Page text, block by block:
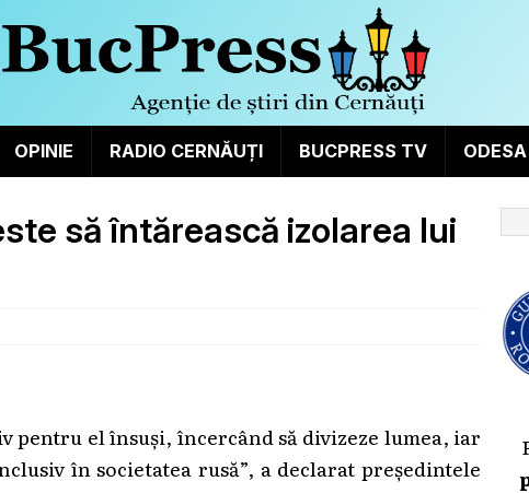
OPINIE RADIO CERNĂUȚI BUCPRESS TV ODESA
să întărească izolarea lui
pentru el însuși, încercând să divizeze lumea, iar
în societatea rusă”, a declarat președintele